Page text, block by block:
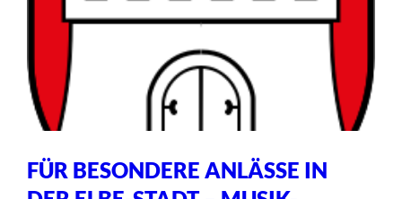
FÜR BESONDERE ANLÄSSE IN